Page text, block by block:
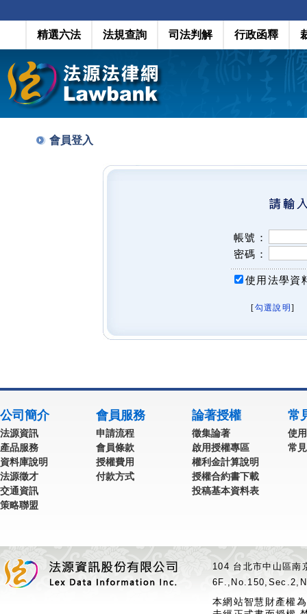
精選六法 法規查詢 司法判解 行政函釋
會員登入
帳號：
密碼：
使用法學資
[勾選說明 ]
公司簡介
法源資訊
產品服務
資料庫說明
法源徵才
交通資訊
策略聯盟
會員服務
申請流程
會員條款
授權費用
付款方式
論著授權
徵集論著
啟用授權專區
權利金計算說明
授權合約書下載
投稿基本資料表
常
使
常
104 台北市中山區
本網站智慧財產權